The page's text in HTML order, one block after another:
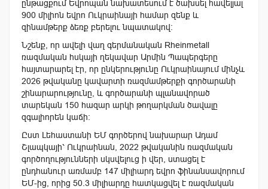
ընթացքում Եվրոպան նախատեսում է ծախսել հավելյալ
900 միլիոն եվրո Ուկրաինայի համար զենք և
զինամթերք ձեռք բերելու նպատակով։
Նշենք, որ ավելի վաղ գերմանական Rheinmetall
ռազմական հսկայի ղեկավար Արմին Պապերգերը
հայտարարել էր, որ ընկերությունը Ուկրաինայում մինչև
2026 թվականը կավարտի ռազմամթերքի գործարանի
շինարարությունը, և գործարանի պլանավորած
տարեկան 150 հազար արկի թողարկման ծավալը
զգալիորեն կաճի։
Ըստ Լեհաստանի ԵՄ գործերով նախարար Ադամ
Շլապկայի՝ Ուկրաինան, 2022 թվականին ռազմական
գործողությունների սկսվելուց ի վեր, ստացել է
ընդհանուր առմամբ 147 միլիարդ եվրո ֆինանսավորում
ԵՄ-ից, որից 50.3 միլիարդը հատկացվել է ռազմական